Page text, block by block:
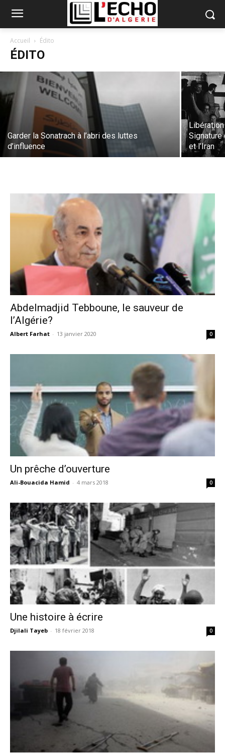
Accueil Édito
ÉDITO
Quo Vadis, Monsieur le président ?
Albert Farhat
Garder la Sonatrach à l’abri des luttes
d’influence
Signature
et l’Iran
Abdelmadjid Tebboune, le sauveur de
l’Algérie?
Albert Farhat - 13 janvier 2020 0
Un prêche d’ouverture
Ali-Bouacida Hamid - 4 mars 2018 0
Une histoire à écrire
Djilali Tayeb - 18 février 2018 0